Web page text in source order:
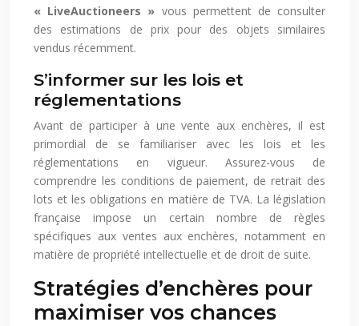
« LiveAuctioneers » vous permettent de consulter
des estimations de prix pour des objets similaires
vendus récemment.
S’informer sur les lois et
réglementations
Avant de participer à une vente aux enchères, il est
primordial de se familiariser avec les lois et les
réglementations en vigueur. Assurez-vous de
comprendre les conditions de paiement, de retrait des
lots et les obligations en matière de TVA. La législation
française impose un certain nombre de règles
spécifiques aux ventes aux enchères, notamment en
matière de propriété intellectuelle et de droit de suite.
Stratégies d’enchères pour
maximiser vos chances